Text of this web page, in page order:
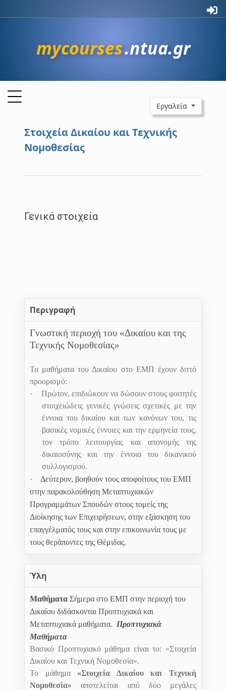
mycourses.ntua.gr
Εργαλεία
Στοιχεία Δικαίου και Τεχνικής
Νομοθεσίας
Γενικά στοιχεία
Περιγραφή
Γνωστική περιοχή του «Δικαίου και της
Τεχνικής Νομοθεσίας»
Τα μαθήματα του Δικαίου στο ΕΜΠ έχουν διττό
προορισμό:
·
Πρώτον, επιδιώκουν να δώσουν στους φοιτητές
στοιχειώδεις γενικές γνώσεις σχετικές με την
έννοια του δικαίου και των κανόνων του, τις
βασικές νομικές έννοιες και την ερμηνεία τους,
τον τρόπο λειτουργίας και απονομής της
δικαιοσύνης και την έννοια του δικανικού
συλλογισμού.
·
Δεύτερον, βοηθούν τους αποφοίτους του ΕΜΠ
στην παρακολούθηση Μεταπτυχιακών
Προγραμμάτων Σπουδών στους τομείς της
Διοίκησης των Επιχειρήσεων, στην εξάσκηση του
επαγγέλματός τους και στην επικοινωνία τους με
τους θεράποντες της Θέμιδας.
Ύλη
Μαθήματα Σήμερα στο ΕΜΠ στην περιοχή του
Δικαίου διδάσκονται Προπτυχιακά και
Μεταπτυχιακά μαθήματα. Προπτυχιακά
Μαθήματα
Βασικό Προπτυχιακό μάθημα είναι το: «Στοιχεία
Δικαίου και Τεχνική Νομοθεσία».
Το μάθημα «Στοιχεία Δικαίου και Τεχνική
Νομοθεσία» αποτελείται από δύο μεγάλες